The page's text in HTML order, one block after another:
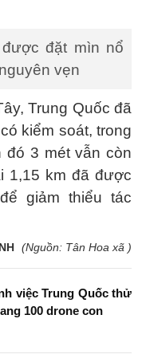
đặt mìn nổ
vẹn
Trung Quốc đã
kiểm soát, trong
đó 3 mét vẫn còn
1,15 km đã được
giảm thiểu tác
(Nguồn: Tân Hoa xã )
việc Trung Quốc thử
100 drone con